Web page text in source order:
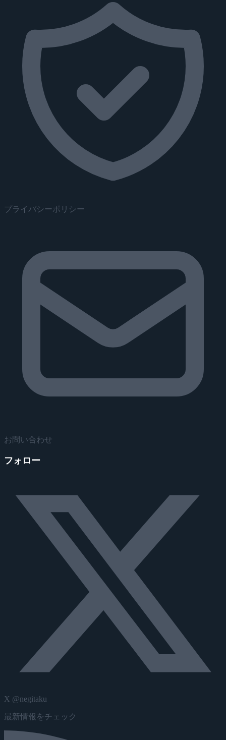
プライバシーポリシー
お問い合わせ
フォロー
X @negitaku
最新情報をチェック